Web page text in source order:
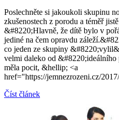
Poslechněte si jakoukoli skupinu
zkušenostech z porodu a téměř
&#8220;Hlavně, že dítě bylo v
jediné na čem opravdu
co jeden ze skupiny
velmi daleko od
měla pocit, &hellip; <a
href="https://jemnezrozeni.cz/
Číst článek